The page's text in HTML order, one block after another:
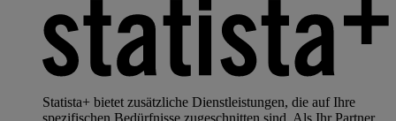
Statista+ bietet zusätzliche Dienstleistungen, die auf Ihre
spezifischen Bedürfnisse zugeschnitten sind. Als Ihr Partner